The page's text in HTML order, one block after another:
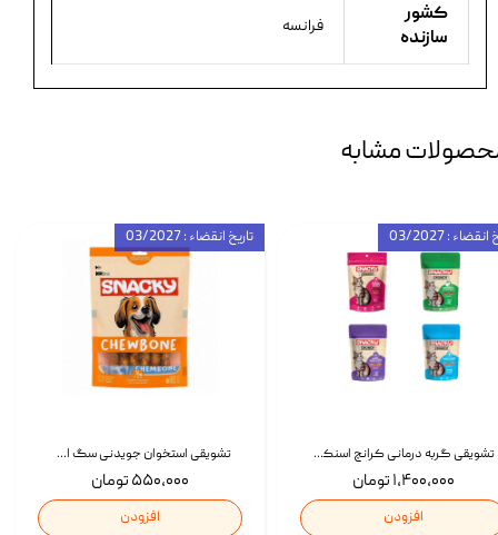
کشور
سازنده
فرانسه
مشابه
تشویقی استخوان جویدنی سگ اسنکی کرانچی با طعم مرغ Snacky Crunchy Munchy وزن 100 گرم
۵۵۰,۰۰۰ تومان
افزودن
تاریخ انقضاء : 03/2027
تشویقی گربه درمانی کرانچ اسنکی با طعم میکس Snacky Crunch Cat Treats وزن 60 گرم بسته 4 عددی
۱,۴۰۰,۰۰۰ تومان
افزودن
: 03/2027